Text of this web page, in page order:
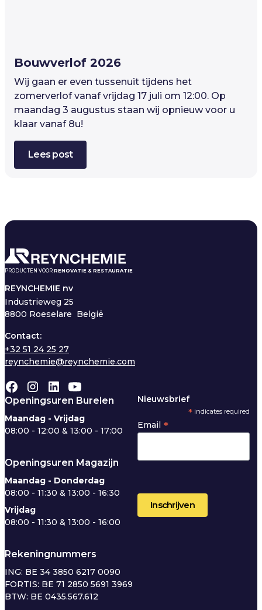
Bouwverlof 2026
Wij gaan er even tussenuit tijdens het
zomerverlof vanaf vrijdag 17 juli om 12:00. Op
maandag 3 augustus staan wij opnieuw voor u
klaar vanaf 8u!
Lees post
PRODUCTEN VOOR RENOVATIE & RESTAURATIE
REYNCHEMIE nv
Industrieweg 25
8800 Roeselare België
Contact:
+32 51 24 25 27
reynchemie@reynchemie.com
Openingsuren Burelen
Maandag - Vrijdag
08:00 - 12:00 & 13:00 - 17:00
Openingsuren Magazijn
Maandag - Donderdag
08:00 - 11:30 & 13:00 - 16:30
Vrijdag
08:00 - 11:30 & 13:00 - 16:00
Rekeningnummers
ING: BE 34 3850 6217 0090
FORTIS: BE 71 2850 5691 3969
BTW: BE 0435.567.612
Nieuwsbrief
* indicates required
Email *